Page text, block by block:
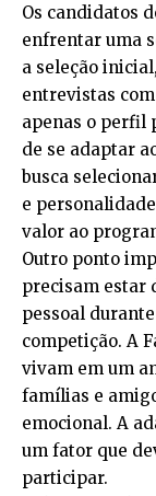
Os candidatos
enfrentar uma
a seleção
entrevistas
apenas o perfil
de se adaptar
busca
e
valor ao
Outro ponto
precisam estar
pessoal
competição. A
vivam em um
famílias e
emocional. A
um fator que
participar.